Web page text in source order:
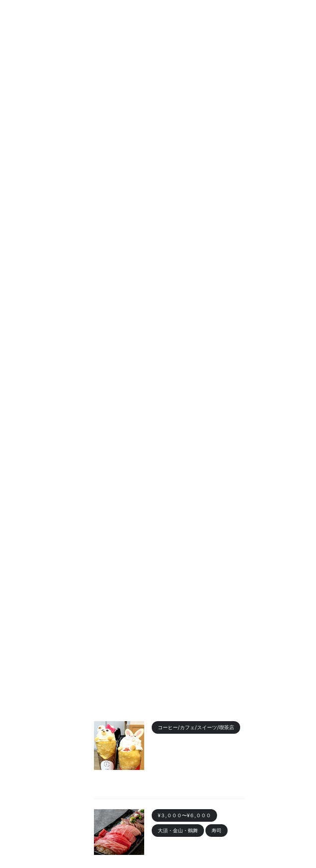
コーヒー/カフェ/スイーツ/喫茶店
¥３,０００〜¥６,０００
大須・金山・鶴舞 寿司